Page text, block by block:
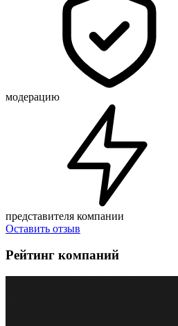
модерацию
представителя компании
Оставить отзыв
Рейтинг компаний